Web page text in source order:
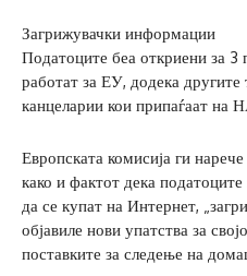
Загрижувачки информации
Податоците беа откриени за
работат за ЕУ, додека
канцеларии кои припаѓаат на
Европската комисија ги
како и фактот дека
да се купат на Интернет,
објавиле нови упатства за
поставките за следење на